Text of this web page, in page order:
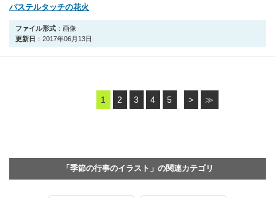
パステルタッチの花火
ファイル形式 ：画像
更新日 ：2017年06月13日
1 2 3 4 5 > ≫
「季節の行事のイラスト」の関連カテゴリ